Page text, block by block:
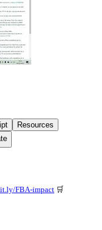
Resources
FBA-impact 🛒